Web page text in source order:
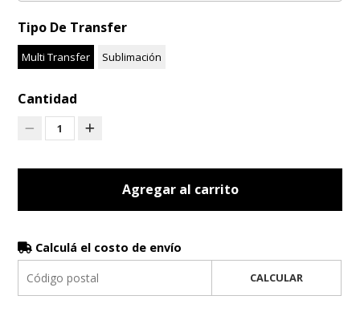
Tipo De Transfer
Multi Transfer Sublimación
Cantidad
1
Agregar al carrito
Calculá el costo de envío
CALCULAR